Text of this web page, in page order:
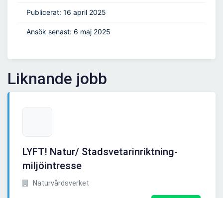
Publicerat: 16 april 2025
Ansök senast: 6 maj 2025
Liknande jobb
LYFT! Natur/ Stadsvetarinriktning-
miljöintresse
Naturvårdsverket